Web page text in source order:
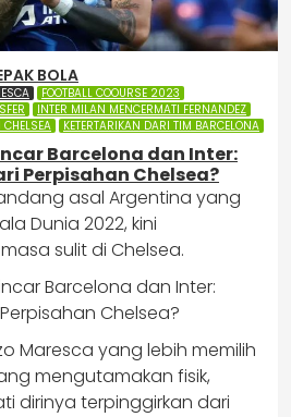
BOLA
FOOTBALL COOURSE 2023
INTER MILAN MENCERMATI FERNANDEZ
KETERTARIKAN DARI TIM BARCELONA
Barcelona dan Inter:
Perpisahan Chelsea?
asal Argentina yang
Dunia 2022, kini
sulit di Chelsea.
Maresca yang lebih memilih
mengutamakan fisik,
dirinya terpinggirkan dari